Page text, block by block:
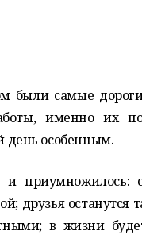
были самые
именно их
день особенным.
и приумножилось:
друзья останутся
в жизни